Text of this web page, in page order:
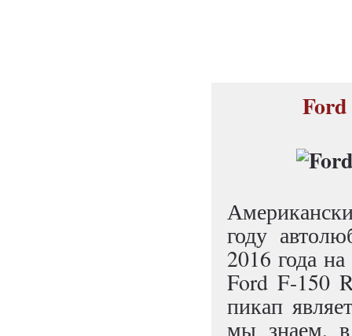
Ford
году
2016 года
Ford F-150
пикап
мы знаем,